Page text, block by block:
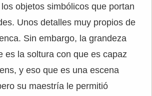
objetos simbólicos que portan
Unos detalles muy propios de
Sin embargo, la grandeza
es la soltura con que es capaz
y eso que es una escena
su maestría le permitió